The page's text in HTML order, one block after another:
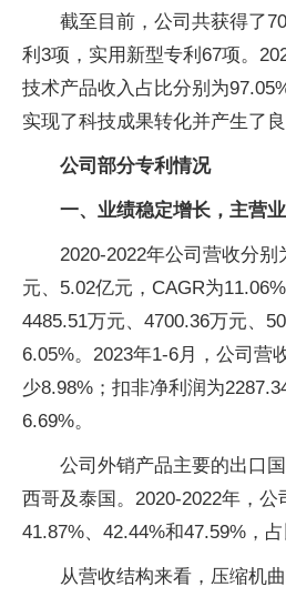
截至目前，公司共获得了
利3项，实用新型专利67项。
技术产品收入占比分别为
实现了科技成果转化并产生了良
公司部分专利情况
一、业绩稳定增长，主营
2020-2022年公司营收分
元、5.02亿元，CAGR为
4485.51万元、4700.36万元、
6.05%。2023年1-6月，公司营
少8.98%；扣非净利润为
6.69%。
公司外销产品主要的出口
西哥及泰国。2020-2022年，
41.87%、42.44%和47.59%，
从营收结构来看，压缩机